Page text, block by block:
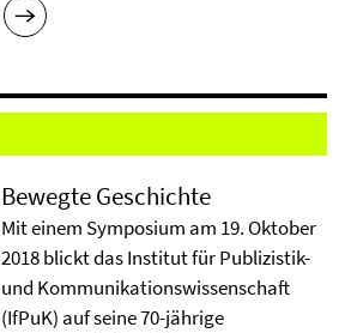
Bewegte Geschichte
Mit einem Symposium am 19. Oktober
2018 blickt das Institut für Publizistik-
und Kommunikationswissenschaft
(IfPuK) auf seine 70-jährige